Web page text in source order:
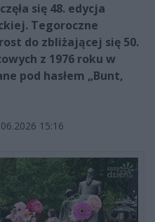
się 48. edycja
Tegoroczne
do zbliżającej się 50.
z 1976 roku w
pod hasłem „Bunt,
15:16